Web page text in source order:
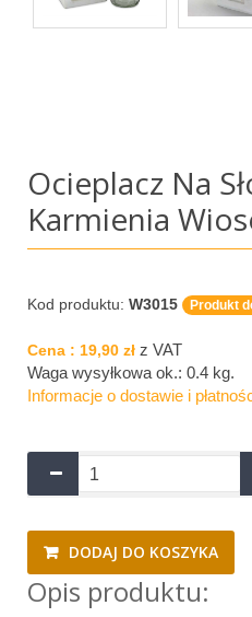
Ocieplacz Na
Karmienia
Kod produktu: W3015 Produkt
Cena : 19,90 zł z VAT
Waga wysyłkowa ok.: 0.4 kg.
Informacje o dostawie i
DODAJ DO KOSZYKA
Opis produktu: